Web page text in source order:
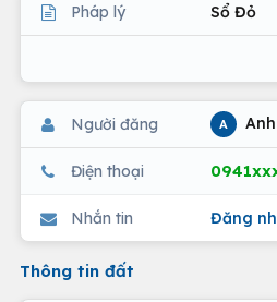
Pháp lý Sổ Đỏ
Người đăng A
Điện thoại
Nhắn tin Đăng
Thông tin đất